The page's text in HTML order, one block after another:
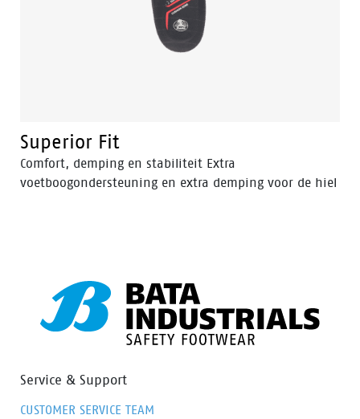
Superior Fit
Comfort, demping en stabiliteit Extra
voetboogondersteuning en extra demping voor de hiel
Service & Support
CUSTOMER SERVICE TEAM